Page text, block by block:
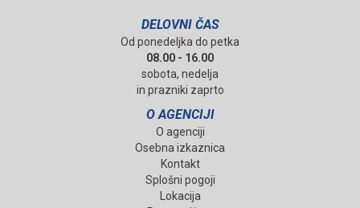
DELOVNI ČAS
Od ponedeljka do petka
08.00 - 16.00
sobota, nedelja
in prazniki zaprto
O AGENCIJI
O agenciji
Osebna izkaznica
Kontakt
Splošni pogoji
Lokacija